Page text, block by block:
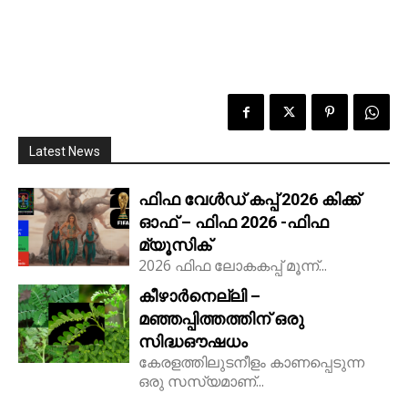
Latest News
ഫിഫ വേൾഡ് കപ്പ് 2026 കിക്ക്‌
ഓഫ് – ഫിഫ 2026 -ഫിഫ
മ്യൂസിക്
2026 ഫിഫ ലോകകപ്പ് മൂന്ന്...
കീഴാർനെല്ലി –
മഞ്ഞപ്പിത്തത്തിന് ഒരു
സിദ്ധഔഷധം
കേരളത്തിലുടനീളം കാണപ്പെടുന്ന
ഒരു സസ്യമാണ്...